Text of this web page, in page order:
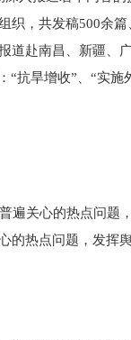
织，共发稿500余
道赴南昌、新疆、
“抗旱增收”、“实
遍关心的热点问题
的热点问题，发挥